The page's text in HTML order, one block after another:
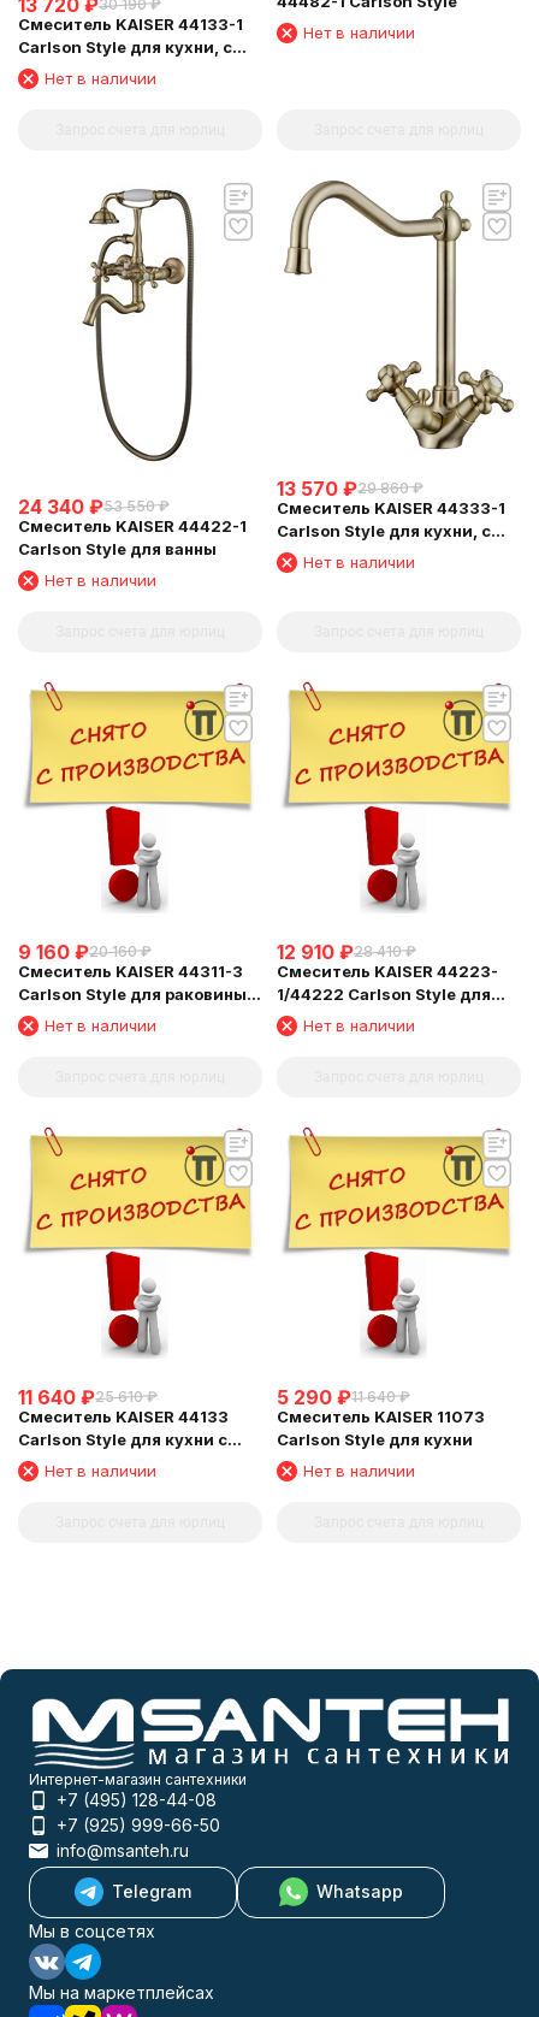
30 190 ₽
Смеситель KAISER 44133-1
Carlson Style для кухни, с
подключением фильтра
питьевой воды
Нет в наличии
Нет в наличии
24 340 ₽53 550 ₽
Смеситель KAISER 44422-1
Carlson Style для ванны
Нет в наличии
13 570 ₽29 860 ₽
Смеситель KAISER 44333-1
Carlson Style для кухни, с
краном для питьевой воды,
бронзовый
Нет в наличии
9 160 ₽20 160 ₽
Смеситель KAISER 44311-3
Carlson Style для раковины,
золотой
Нет в наличии
12 910 ₽28 410 ₽
Смеситель KAISER 44223-
1/44222 Carlson Style для
ванныНет в наличии
11 640 ₽25 610 ₽
Смеситель KAISER 44133
Carlson Style для кухни с
краном для питьевой воды
Нет в наличии
5 290 ₽11 640 ₽
Смеситель KAISER 11073
Carlson Style для кухни
Нет в наличии
Интернет-магазин сантехники
+7 (495) 128-44-08
+7 (925) 999-66-50
info@msanteh.ru
Telegram
Whatsapp
Мы в соцсетях
Мы на маркетплейсах